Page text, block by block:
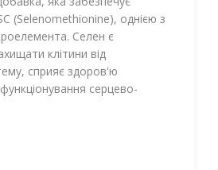
(Selenomethionine), однією з
Селен є
клітини від
сприяє здоров'ю
серцево-